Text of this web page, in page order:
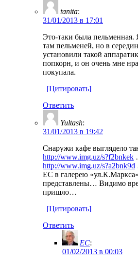
tanita:
31/01/2013 в 17:01
Это-таки была пельменная.
там пельменей, но в
установили такой
попкорн, и он очень мне
покупала.
[Цитировать]
Ответить
Yultash:
31/01/2013 в 19:42
Снаружи кафе выглядело
http://www.img.uz/s?f2bnkek
http://www.img.uz/s?a2bnk9d
ЕС в галерею
представлены… Видимо
пришло…
[Цитировать]
Ответить
EC:
01/02/2013 в 00:03